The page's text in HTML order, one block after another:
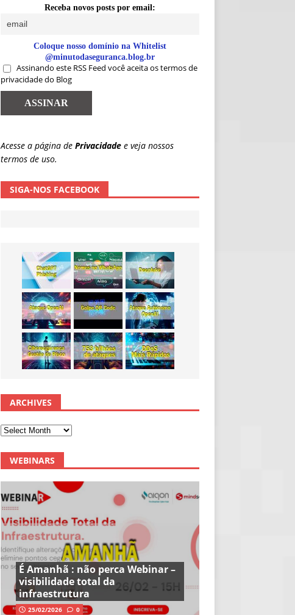
Receba novos posts por email:
Coloque nosso domínio na Whitelist
@minutodaseguranca.blog.br
Assinando este RSS Feed você aceita os termos de
privacidade do Blog
Acesse a página de Privacidade e veja nossos
termos de uso.
SIGA-NOS FACEBOOK
ARCHIVES
WEBINARS
É Amanhã : não perca Webinar –
visibilidade total da
infraestrutura
25/02/2026 0